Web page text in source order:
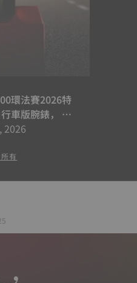
環法賽2026特
車版腕錶， 續
作篇章
2026
有